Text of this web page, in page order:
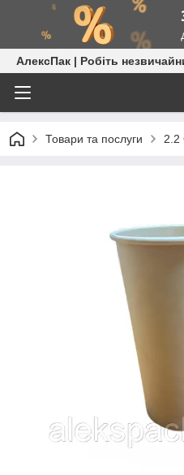
АлексПак | Робіть
Товари та послуги